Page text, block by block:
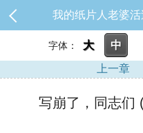
我的纸片人老婆
字体： 大 中
上一章
写崩了，同志们 (